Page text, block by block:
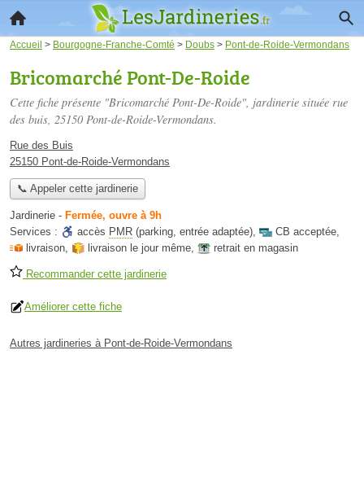
Accueil > Bourgogne-Franche-Comté > Doubs > Pont-de-Roide-Vermondans
Bricomarché Pont-De-Roide
Cette fiche présente "Bricomarché Pont-De-Roide", jardinerie située rue
des buis, 25150 Pont-de-Roide-Vermondans.
Rue des Buis
25150 Pont-de-Roide-Vermondans
📞 Appeler cette jardinerie
Jardinerie - Fermée, ouvre à 9h
Services :
accès PMR (parking, entrée adaptée), CB acceptée,
livraison, livraison le jour même, retrait en magasin
Recommander cette jardinerie
Améliorer cette fiche
Autres jardineries à Pont-de-Roide-Vermondans